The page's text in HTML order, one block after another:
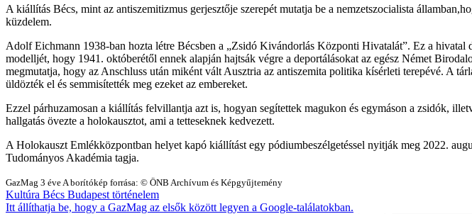
A kiállítás Bécs, mint az antiszemitizmus gerjesztője szerepét mutatja be a nemzetszocialista
küzdelem.
Adolf Eichmann 1938-ban hozta létre Bécsben a „Zsidó Kivándorlás Központi Hivatalát”. Ez a hivatal
modelljét, hogy 1941. októberétől ennek alapján hajtsák végre a deportálásokat az egész Német
megmutatja, hogy az Anschluss után miként vált Ausztria az antiszemita politika kísérleti terepévé. A
üldözték el és semmisítették meg ezeket az embereket.
Ezzel párhuzamosan a kiállítás felvillantja azt is, hogyan segítettek magukon és egymáson a zsidók,
hallgatás övezte a holokausztot, ami a tetteseknek kedvezett.
A Holokauszt Emlékközpontban helyet kapó kiállítást egy pódiumbeszélgetéssel nyitják meg 2022.
Tudományos Akadémia tagja.
GazMag 3 éve A borítókép forrása: © ÖNB Archívum és Képgyűjtemény
Kultúra Bécs Budapest történelem
Itt állíthatja be, hogy a GazMag az elsők között legyen a Google-találatokban.